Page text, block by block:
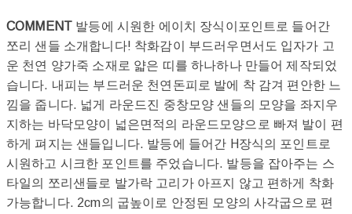
COMMENT 발등에 시원한 에이치 장식이포인트로 들어간
쪼리 샌들 소개합니다! 착화감이 부드러우면서도 입자가 고
운 천연 양가죽 소재로 얇은 띠를 하나하나 만들어 제작되었
습니다. 내피는 부드러운 천연돈피로 발에 착 감겨 편안한 느
낌을 줍니다. 넓게 라운드진 중창모양 샌들의 모양을 좌지우
지하는 바닥모양이 넓은면적의 라운드모양으로 빠져 발이 편
하게 펴지는 샌들입니다. 발등에 들어간 H장식의 포인트로
시원하고 시크한 포인트를 주었습니다. 발등을 잡아주는 스
타일의 쪼리샌들로 발가락 고리가 아프지 않고 편하게 착화
가능합니다. 2cm의 굽높이로 안정된 모양의 사각굽으로 편